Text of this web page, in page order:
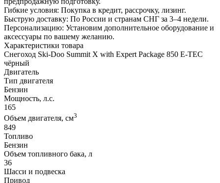
Гибкие условия: Покупка в кредит, рассрочку, лизинг.
Быструю доставку: По России и странам СНГ за 3–4 недели.
Персонализацию: Установим дополнительное оборудование и
аксессуары по вашему желанию.
Характеристики товара
Снегоход Ski-Doo Summit X with Expert Package 850 E-TEC
чёрный
Двигатель
Тип двигателя
Бензин
Мощность, л.с.
165
Объем двигателя, см3
849
Топливо
Бензин
Объем топливного бака, л
36
Шасси и подвеска
Привод